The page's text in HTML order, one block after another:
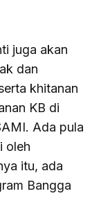
juga akan
dan
khitanan
KB di
Ada pula
oleh
itu, ada
Bangga